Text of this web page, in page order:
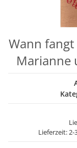
Wann
Marianne
Lieferzeit: